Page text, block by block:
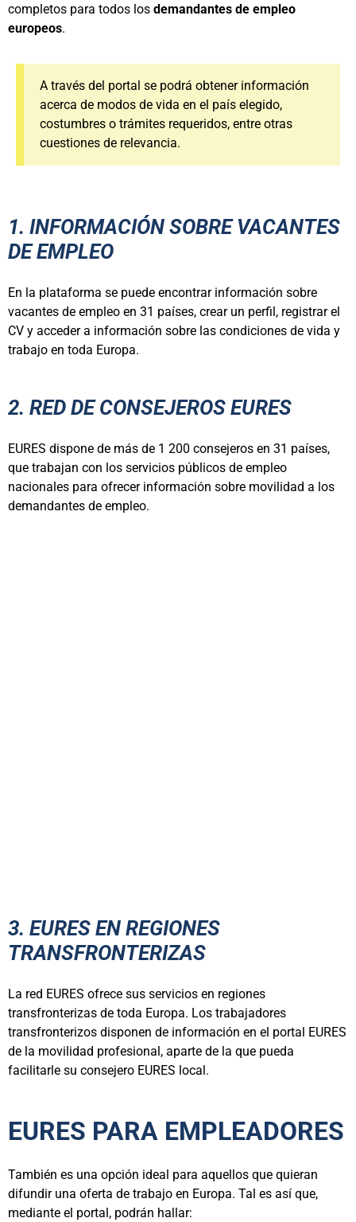
completos para todos los demandantes de empleo
europeos.
A través del portal se podrá obtener información
acerca de modos de vida en el país elegido,
costumbres o trámites requeridos, entre otras
cuestiones de relevancia.
1. INFORMACIÓN SOBRE VACANTES
DE EMPLEO
En la plataforma se puede encontrar información sobre
vacantes de empleo en 31 países, crear un perfil, registrar el
CV y acceder a información sobre las condiciones de vida y
trabajo en toda Europa.
2. RED DE CONSEJEROS EURES
EURES dispone de más de 1 200 consejeros en 31 países,
que trabajan con los servicios públicos de empleo
nacionales para ofrecer información sobre movilidad a los
demandantes de empleo.
3. EURES EN REGIONES
TRANSFRONTERIZAS
La red EURES ofrece sus servicios en regiones
transfronterizas de toda Europa. Los trabajadores
transfronterizos disponen de información en el portal EURES
de la movilidad profesional, aparte de la que pueda
facilitarle su consejero EURES local.
EURES PARA EMPLEADORES
También es una opción ideal para aquellos que quieran
difundir una oferta de trabajo en Europa. Tal es así que,
mediante el portal, podrán hallar: